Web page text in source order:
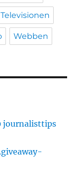
Televisionen
Webben
journalisttips